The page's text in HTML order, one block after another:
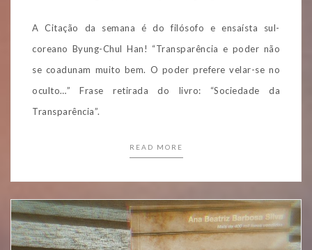
A Citação da semana é do filósofo e ensaísta sul-
coreano Byung-Chul Han! “Transparência e poder não
se coadunam muito bem. O poder prefere velar-se no
oculto…” Frase retirada do livro: “Sociedade da
Transparência”.
READ MORE